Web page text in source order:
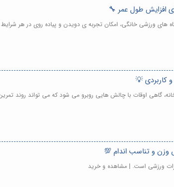
افزایش طول عمر 🔧
های ورزشی خانگی، امکان تجربه ی دویدن و پیاده روی در هر
کاربردی 💡
گاهی اوقات با چالش هایی روبرو می شود که می تواند روند
وزن و تناسب اندام 💯
ورزشی است. | مشاهده و خرید